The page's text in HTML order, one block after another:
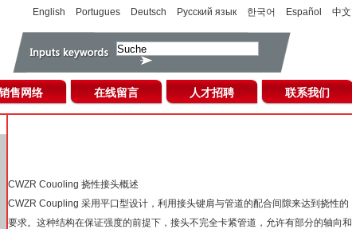
English Portugues Deutsch Русский язык 한국어 Español 中文
售网络 在线留言 人才招聘 联系我们
CWZR Couoling 挠性接头概述
CWZR Coupling 采用平口型设计，利用接头键肩与管道的配合间隙来达到挠性的
要求。这种结构在保证强度的前提下，接头不完全卡紧管道，允许有部分的轴向和